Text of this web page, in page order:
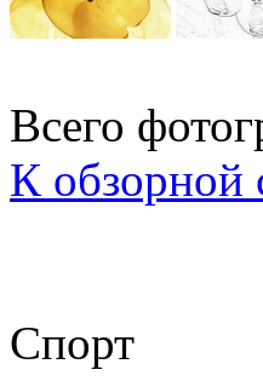
Всего
К обзорной
Спорт